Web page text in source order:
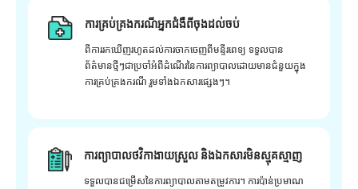
ការគ្រប់គ្រងករណីអ្នកជំងឺពីចុងដល់ចប់
ពីការរកឃើញរហូតដល់ការចាកចេញពីមន្ទីរពេទ្យ ទទួលបាន
ព័ត៌មានថ្មីៗជាប្រចាំអំពីដំណើរនៃការព្យាបាលដោយមានជំនួយក្នុង
ការគ្រប់គ្រងករណី រួមទាំងឯកសារផ្សេងៗ។
ការព្យាបាលថវិកាងាយស្រួល និងឯកសារមិនស្មុគស្មាញ
ទទួលបានជម្រើសនៃការព្យាបាលតាមតម្រូវការ។ ការប៉ាន់ប្រមាណ